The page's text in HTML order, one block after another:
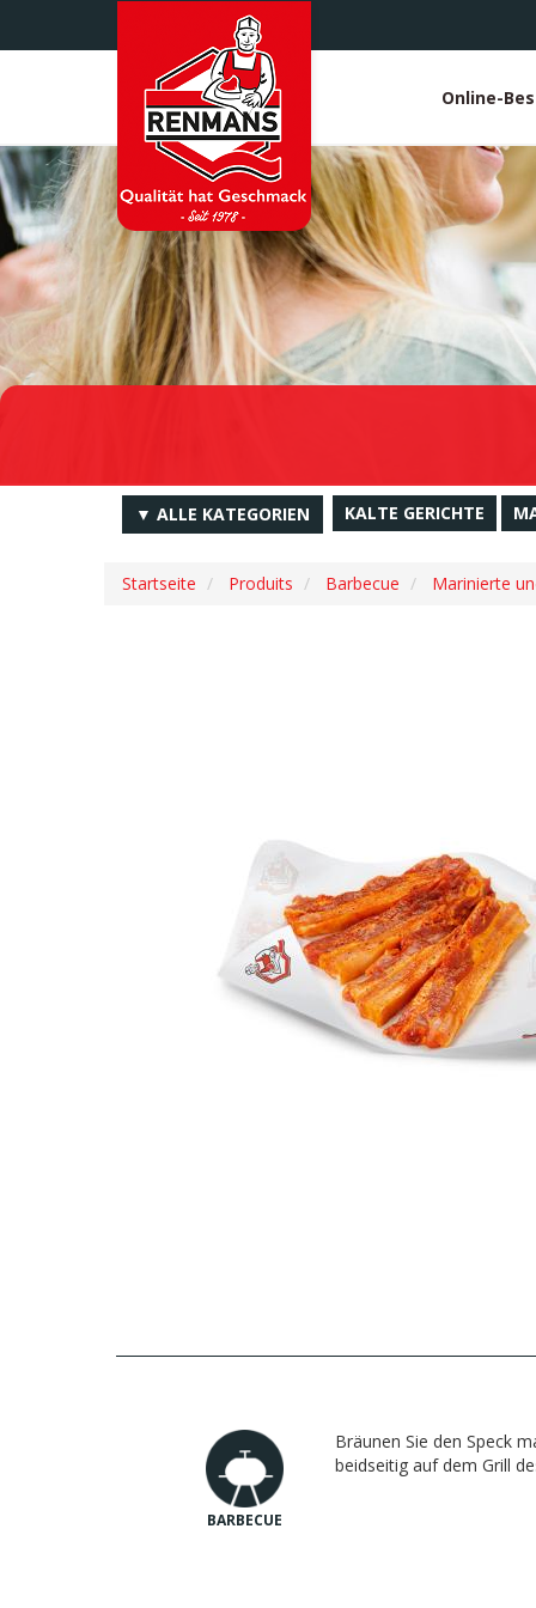
White
Online-
▼ ALLE KATEGORIEN KALTE GERICHTE
Startseite Produits Barbecue Marinierte
BARBECUE
Bräunen Sie den Speck
beidseitig auf dem Grill